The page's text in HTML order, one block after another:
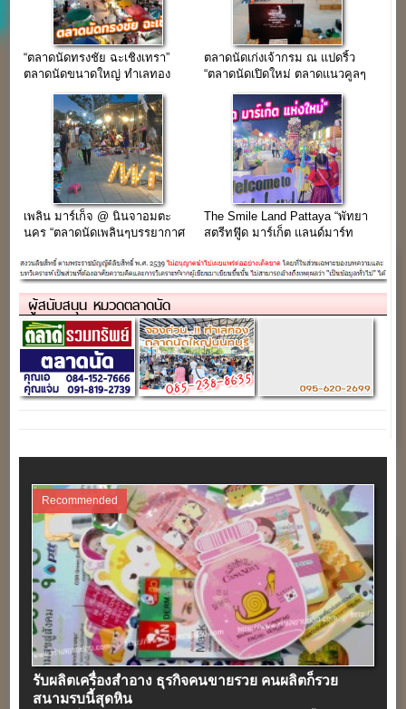
“ตลาดนัดทรงชัย ฉะเชิงเทรา”
ตลาดนัดขนาดใหญ่ ทำเลทอง
ตลาดนัดเก่งเจ้ากรม ณ แปดริ้ว
“ตลาดนัดเปิดใหม่ ตลาดแนวคูลๆ
ฮิปๆ แหล่งแฮงค์เอ้าท์หลังทำงาน”
เพลิน มาร์เก็จ @ นินจาอมตะ
นคร “ตลาดนัดเพลินๆบรรยากาศ
The Smile Land Pattaya “พัทยา
สตรีทฟู๊ด มาร์เก็ต แลนด์มาร์ท
ผู้สนับสนุน หมวดตลาดนัด
Recommended
รับผลิตเครื่องสําอาง ธุรกิจคนขายรวย คนผลิตก็รวย
สนามรบนี้สุดหิน